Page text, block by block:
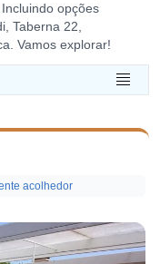
opções
Taberna 22,
Vamos explorar!
acolhedor